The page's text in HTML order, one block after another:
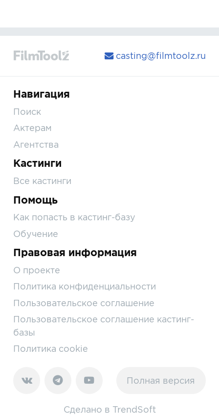
casting@filmtoolz.ru
Навигация
Поиск
Актерам
Агентства
Кастинги
Все кастинги
Помощь
Как попасть в кастинг-базу
Обучение
Правовая информация
О проекте
Политика конфиденциальности
Пользовательское соглашение
Пользовательское соглашение кастинг-
базы
Политика cookie
Полная версия
Сделано в TrendSoft